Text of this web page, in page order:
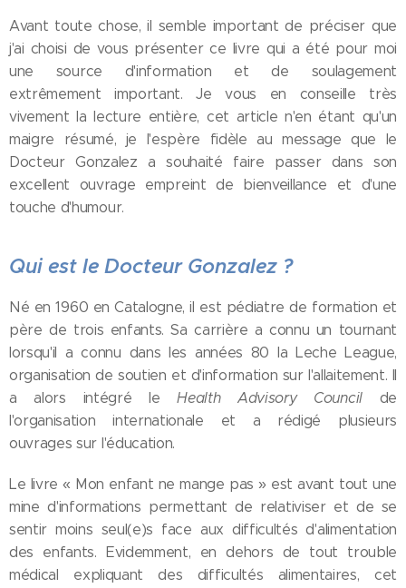
Avant toute chose, il semble important de préciser que
j'ai choisi de vous présenter ce livre qui a été pour moi
une source d'information et de soulagement
extrêmement important. Je vous en conseille très
vivement la lecture entière, cet article n'en étant qu'un
maigre résumé, je l'espère fidèle au message que le
Docteur Gonzalez a souhaité faire passer dans son
excellent ouvrage empreint de bienveillance et d'une
touche d'humour.
Qui est le Docteur Gonzalez ?
Né en 1960 en Catalogne, il est pédiatre de formation et
père de trois enfants. Sa carrière a connu un tournant
lorsqu'il a connu dans les années 80 la Leche League,
organisation de soutien et d'information sur l'allaitement. Il
a alors intégré leHealth Advisory Council de
l'organisation internationale et a rédigé plusieurs
ouvrages sur l'éducation.
Le livre « Mon enfant ne mange pas » est avant tout une
mine d'informations permettant de relativiser et de se
sentir moins seul(e)s face aux difficultés d'alimentation
des enfants. Evidemment, en dehors de tout trouble
médical expliquant des difficultés alimentaires, cet